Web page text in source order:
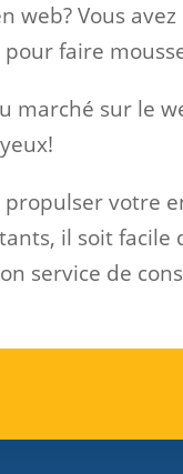
Vous
faire
sur le
votre
il soit facile
service de